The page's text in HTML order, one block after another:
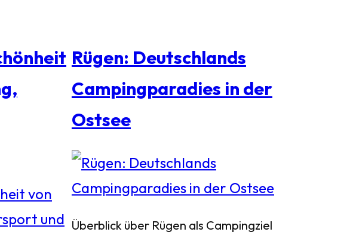
Rügen: Deutschlands
Campingparadies in der
Ostsee
Überblick über Rügen als Campingziel